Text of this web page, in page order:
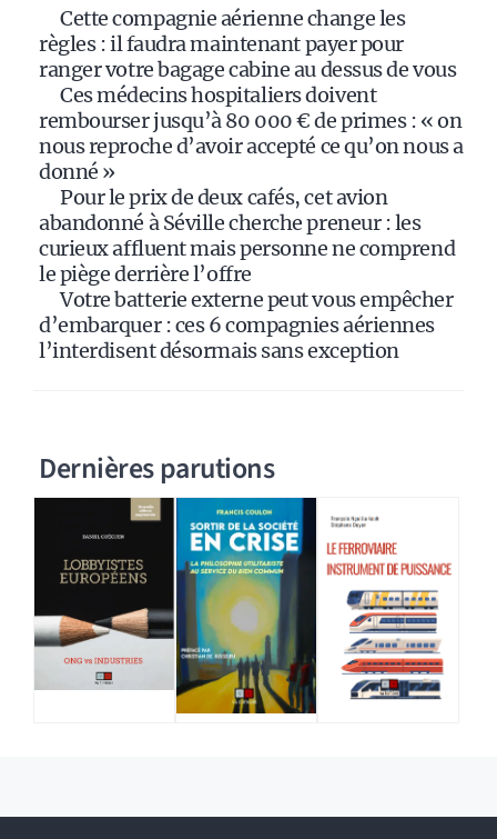
Cette compagnie aérienne change les
règles : il faudra maintenant payer pour
ranger votre bagage cabine au dessus de vous
Ces médecins hospitaliers doivent
rembourser jusqu’à 80 000 € de primes : « on
nous reproche d’avoir accepté ce qu’on nous a
donné »
Pour le prix de deux cafés, cet avion
abandonné à Séville cherche preneur : les
curieux affluent mais personne ne comprend
le piège derrière l’offre
Votre batterie externe peut vous empêcher
d’embarquer : ces 6 compagnies aériennes
l’interdisent désormais sans exception
Dernières parutions